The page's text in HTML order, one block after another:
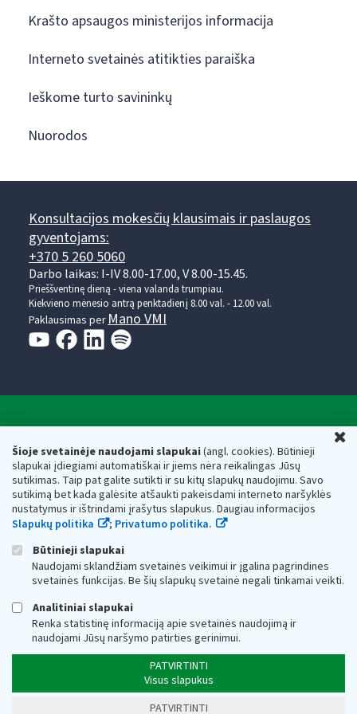
Šioje svetainėje naudojami slapukai(angl. cookies). Būtinieji
slapukai įdiegiami automatiškai ir jiems nėra reikalingas Jūsų
sutikimas. Taip pat galite sutikti ir su kitų slapukų naudojimu. Savo
sutikimą bet kada galėsite atšaukti pakeisdami interneto naršyklės
nustatymus ir ištrindami įrašytus slapukus. Daugiau informacijos
Slapukų politika
; Privatumo politika.
Būtinieji slapukai
Naudojami sklandžiam svetainės veikimui ir įgalina pagrindines
svetainės funkcijas. Be šių slapukų svetainė negali tinkamai veikti.
Analitiniai slapukai
Renka statistinę informaciją apie svetainės naudojimą ir
naudojami Jūsų naršymo patirties gerinimui.
PATVIRTINTI
Visus slapukus
PATVIRTINTI
Krašto apsaugos ministerijos informacija
Interneto svetainės atitikties paraiška
Ieškome turto savininkų
Nuorodos
Konsultacijos mokesčių klausimais ir paslaugos
gyventojams:
+370 5 260 5060
Darbo laikas: I-IV 8.00-17.00, V 8.00-15.45.
Prieššventinę dieną - viena valanda trumpiau.
Kiekvieno mėnesio antrą penktadienį 8.00 val. - 12.00 val.
Paklausimas per Mano VMI
Respublikos finansų ministerijos
Biudžetinė įstaiga. Juridinio asmens kodas — 188659752,
adresas: Vasario 16-osios g. 14, 01107 Vilnius, Lietuva, el.paštas:
vmi@vmi.lt, E. pristatymo dėžutės adresas 188659752
Duomenys apie Valstybinę mokesčių inspekciją prie Lietuvos
Respublikos finansų ministerijos kaupiami ir saugomi Juridinių